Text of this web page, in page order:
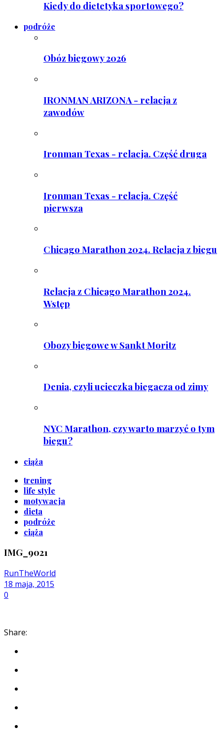
Kiedy do dietetyka sportowego?
podróże
Obóz biegowy 2026
IRONMAN ARIZONA - relacja z
zawodów
Ironman Texas - relacja. Część druga
Ironman Texas - relacja. Część
pierwsza
Chicago Marathon 2024. Relacja z biegu
Relacja z Chicago Marathon 2024.
Wstęp
Obozy biegowe w Sankt Moritz
Denia, czyli ucieczka biegacza od zimy
NYC Marathon, czy warto marzyć o tym
biegu?
ciąża
trening
life style
motywacja
dieta
podróże
ciąża
IMG_9021
RunTheWorld
18 maja, 2015
0
Share: